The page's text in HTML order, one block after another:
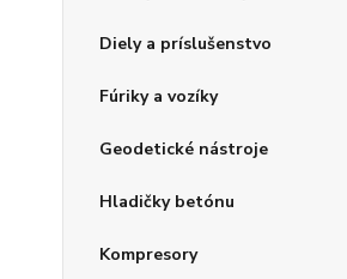
Diely a príslušenstvo
Fúriky a vozíky
Geodetické nástroje
Hladičky betónu
Kompresory